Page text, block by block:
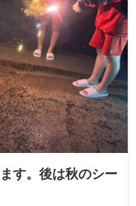
す。後は秋のシー